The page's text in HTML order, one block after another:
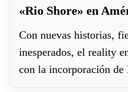
«Rio Shore» en
Con nuevas historias,
inesperados, el reality
con la incorporación de